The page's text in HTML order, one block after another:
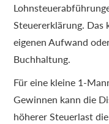
Steuererklärung. Das
eigenen Aufwand
Buchhaltung.
Für eine kleine 1-
Gewinnen kann die
höherer Steuerlast